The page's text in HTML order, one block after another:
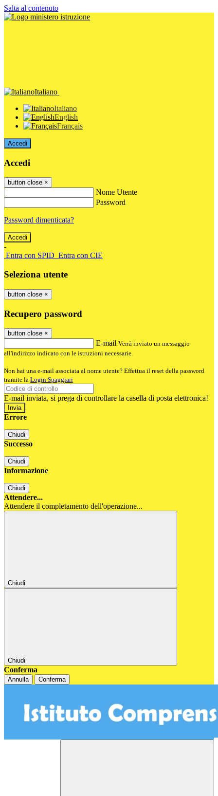
Salta al contenuto
Italiano
Italiano
English
Français
Accedi
Accedi
button close ×
Nome Utente
Password
Password dimenticata?
-
Entra con SPID Entra con CIE
Seleziona utente
button close ×
Recupero password
button close ×
E-mail Verrà inviato un messaggio
all'indirizzo indicato con le istruzioni necessarie.
Non hai una e-mail associata al nome utente? Effettua il reset della password
tramite la Login Spaggiari
E-mail inviata, si prega di controllare la casella di posta elettronica!
Errore
Chiudi
Successo
Chiudi
Informazione
Chiudi
Attendere...
Attendere il completamento dell'operazione...
Chiudi
Chiudi
Conferma
Annulla Conferma